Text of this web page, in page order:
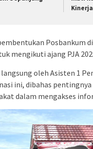
Posbankum
mengikuti ajang PJA
oleh Asisten 1
ini, dibahas
dalam mengakses